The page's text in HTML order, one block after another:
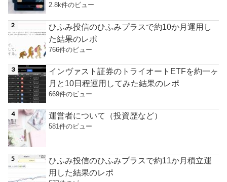
2.8k件のビュー
ひふみ投信のひふみプラスで約10か月運用し
た結果のレポ
766件のビュー
インヴァスト証券のトライオートETFを約一ヶ
月と10日程運用してみた結果のレポ
669件のビュー
運営者について（投資歴など）
581件のビュー
ひふみ投信のひふみプラスで約11か月積立運
用した結果のレポ